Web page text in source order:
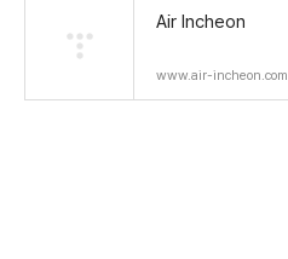
Air Incheon
www.air-incheon.com